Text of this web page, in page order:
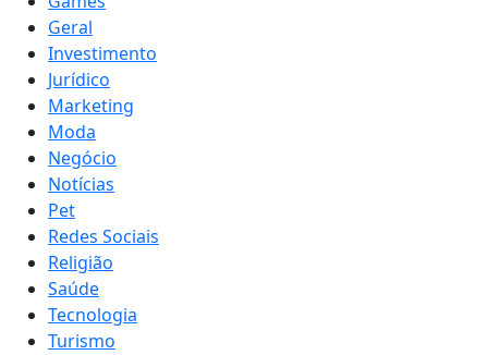
Geral
Investimento
Jurídico
Marketing
Moda
Negócio
Notícias
Pet
Redes Sociais
Religião
Saúde
Tecnologia
Turismo